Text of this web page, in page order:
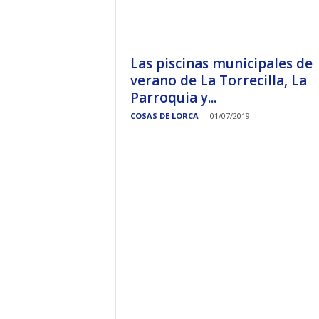
Las piscinas municipales de
verano de La Torrecilla, La
Parroquia y...
COSAS DE LORCA - 01/07/2019